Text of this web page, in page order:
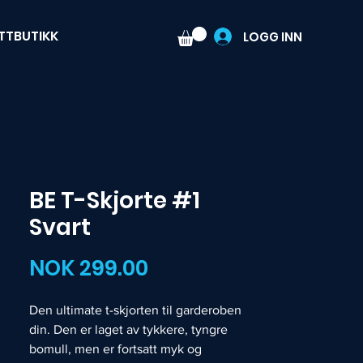
LOGG INN
BE T-Skjorte #1
Svart
NOK 299.00
Den ultimate t-skjorten til garderoben
din. Den er laget av tykkere, tyngre
bomull, men er fortsatt myk og